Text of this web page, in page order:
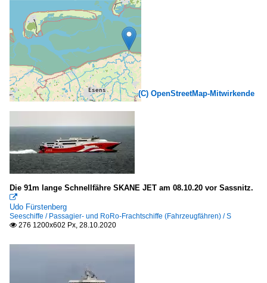
(C) OpenStreetMap-Mitwirkende
Die 91m lange Schnellfähre SKANE JET am 08.10.20 vor Sassnitz.

Udo Fürstenberg
Seeschiffe / Passagier- und RoRo-Frachtschiffe (Fahrzeugfähren) / S
 276 1200x602 Px, 28.10.2020